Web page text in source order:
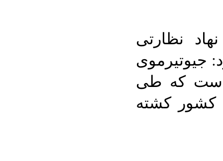
نظارتی
جیوتیرموی
است که طی
کشته